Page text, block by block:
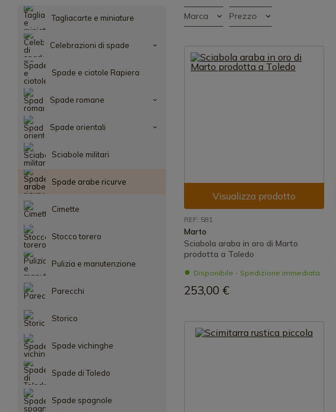
Tagliacarte e miniature
Celebrazioni di spade
Spade e ciotole Rapiera
Spade romane
Spade orientali
Sciabole militari
Spade arabe ricurve
Cimette
Stocco torero
Pulizia e manutenzione
Parecchi
Storico
Spade vichinghe
Spade di Toledo
Spade spagnole
Marca Prezzo
Visualizza prodotto
REF: 581
Marto
Sciabola araba in oro di Marto
prodotta a Toledo
Disponibile - Spedizione immediata
253,00 €